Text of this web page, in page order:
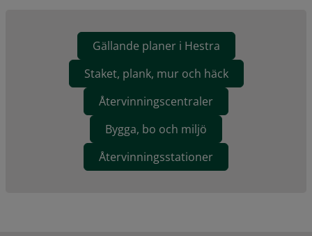
Gällande planer i Hestra
Staket, plank, mur och häck
Återvinningscentraler
Bygga, bo och miljö
Återvinningsstationer